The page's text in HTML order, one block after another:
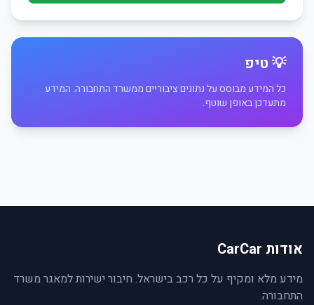
💡 טיפ
כל המידע מבוסס על נתונים ציבוריים ממשרד התחבורה. המידע
מתעדכן באופן שוטף.
אודות CarCar
מידע מלא ומקיף על כל רכב בישראל. חיבור ישירות למאגר משרד
התחבורה.